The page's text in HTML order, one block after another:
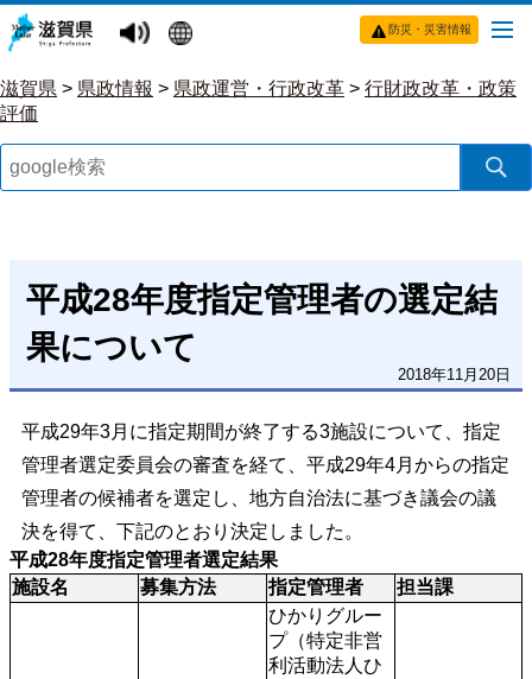
防災・災害情報
滋賀県 > 県政情報 > 県政運営・行政改革 > 行財政改革・政策
評価
平成28年度指定管理者の選定結
果について
2018年11月20日
平成29年3月に指定期間が終了する3施設について、指定
管理者選定委員会の審査を経て、平成29年4月からの指定
管理者の候補者を選定し、地方自治法に基づき議会の議
決を得て、下記のとおり決定しました。
平成28年度指定管理者選定結果
施設名
募集方法 指定管理者 担当課
ひかりグルー
プ（特定非営
利活動法人ひ